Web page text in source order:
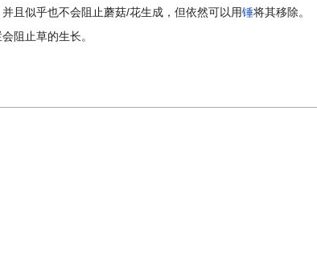
且似乎也不会阻止蘑菇/花生成，但依然可以用锤将其移除。
阻止草的生长。